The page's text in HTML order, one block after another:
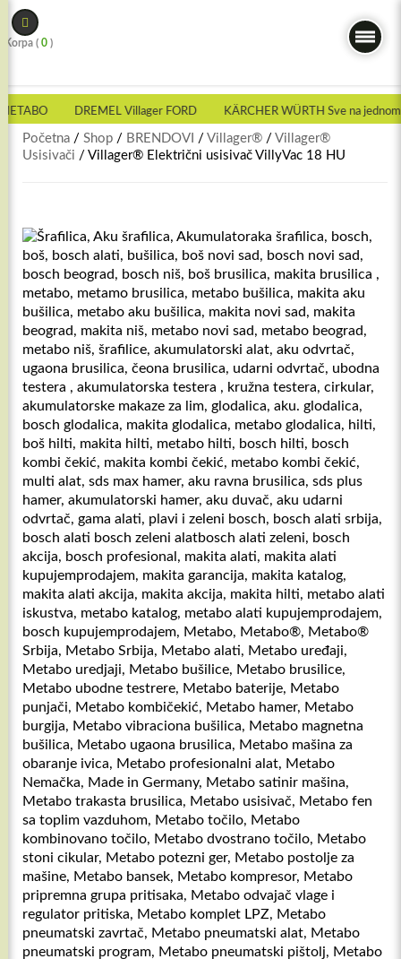
Skip
to
content
Korpa ( 0 )
DREMEL Villager FORD KÄRCHER WÜRTH Sve na jednom
Početna / Shop / BRENDOVI / Villager® / Villager®
Usisivači / Villager® Električni usisivač VillyVac 18 HU